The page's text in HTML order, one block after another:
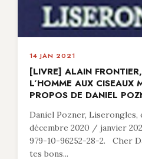
14 JAN 2021
[LIVRE] ALAIN
L’HOMME AUX CISEAUX
PROPOS DE DANIEL
Daniel Pozner, Liserongles,
décembre 2020 / janvier
979-10-96252-28-2. Cher
tes bons...